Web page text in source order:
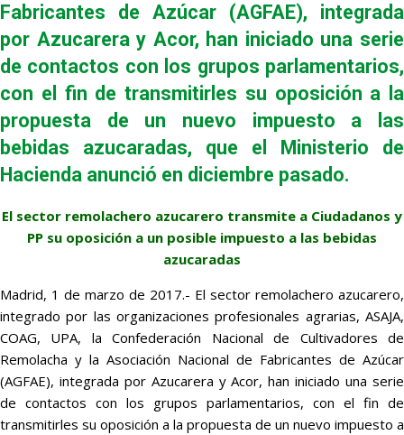
Fabricantes de Azúcar (AGFAE), integrada
por Azucarera y Acor, han iniciado una serie
de contactos con los grupos parlamentarios,
con el fin de transmitirles su oposición a la
propuesta de un nuevo impuesto a las
bebidas azucaradas, que el Ministerio de
Hacienda anunció en diciembre pasado.
El sector remolachero azucarero transmite a Ciudadanos y
PP su oposición a un posible impuesto a las bebidas
azucaradas
Madrid, 1 de marzo de 2017.- El sector remolachero azucarero,
integrado por las organizaciones profesionales agrarias, ASAJA,
COAG, UPA, la Confederación Nacional de Cultivadores de
Remolacha y la Asociación Nacional de Fabricantes de Azúcar
(AGFAE), integrada por Azucarera y Acor, han iniciado una serie
de contactos con los grupos parlamentarios, con el fin de
transmitirles su oposición a la propuesta de un nuevo impuesto a